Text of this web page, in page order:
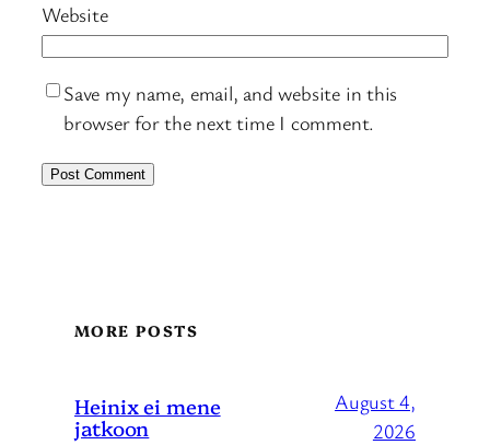
Website
Save my name, email, and website in this
browser for the next time I comment.
MORE POSTS
Heinix ei mene
jatkoon
August 4,
2026